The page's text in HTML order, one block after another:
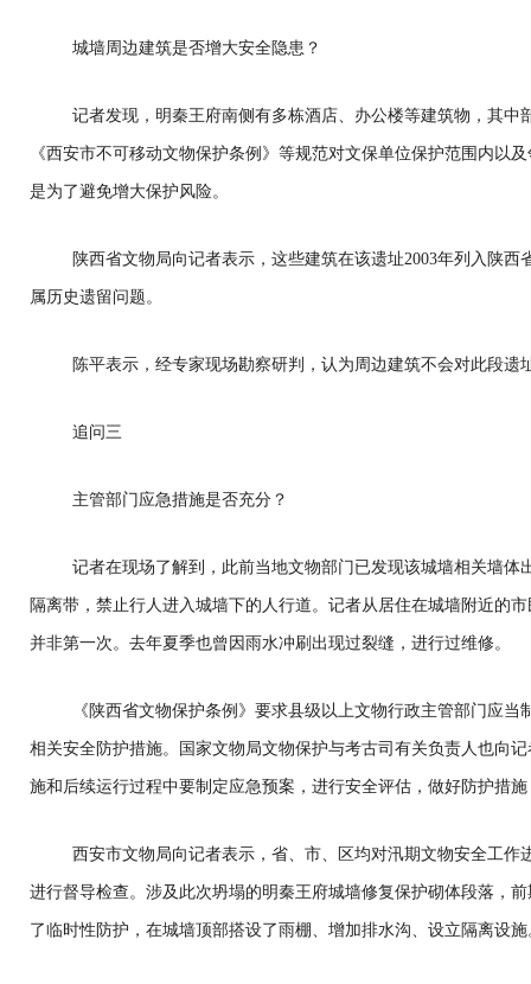
城墙周边建筑是否增大安全隐患？
记者发现，明秦王府南侧有多栋酒店、办公楼等建筑物，其中
《西安市不可移动文物保护条例》等规范对文保单位保护范围内以
是为了避免增大保护风险。
陕西省文物局向记者表示，这些建筑在该遗址2003年列入陕
属历史遗留问题。
陈平表示，经专家现场勘察研判，认为周边建筑不会对此段遗
追问三
主管部门应急措施是否充分？
记者在现场了解到，此前当地文物部门已发现该城墙相关墙体
隔离带，禁止行人进入城墙下的人行道。记者从居住在城墙附近的
并非第一次。去年夏季也曾因雨水冲刷出现过裂缝，进行过维修。
《陕西省文物保护条例》要求县级以上文物行政主管部门应
相关安全防护措施。国家文物局文物保护与考古司有关负责人也向
施和后续运行过程中要制定应急预案，进行安全评估，做好防护措
西安市文物局向记者表示，省、市、区均对汛期文物安全工作
进行督导检查。涉及此次坍塌的明秦王府城墙修复保护砌体段落，
了临时性防护，在城墙顶部搭设了雨棚、增加排水沟、设立隔离设施